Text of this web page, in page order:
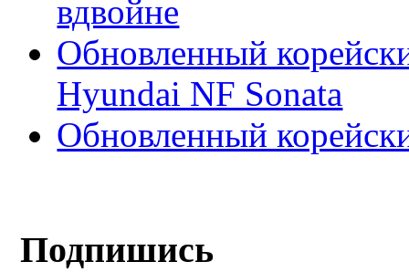
вдвойне
Обновленный
Hyundai NF Sonata
Обновленный
Подпишись